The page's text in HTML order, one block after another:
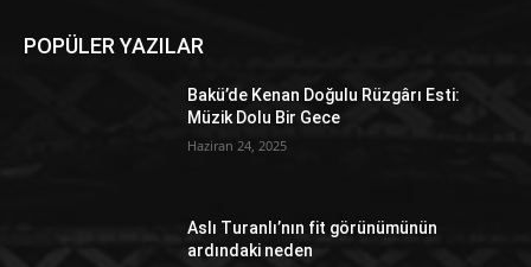
POPÜLER YAZILAR
Bakü’de Kenan Doğulu Rüzgârı Esti:
Müzik Dolu Bir Gece
Haziran 24, 2025
Aslı Turanlı’nın fit görünümünün
ardındaki neden